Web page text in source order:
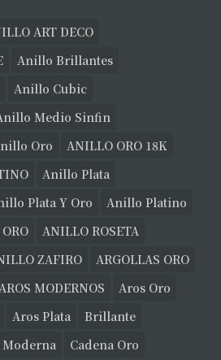
ART DECO
Anillo Brillantes
Anillo Cubic
Medio Sinfin
Oro
ANILLO ORO 18K
Anillo Plata
Plata Y Oro
Anillo Platino
ANILLO ROSETA
ZAFIRO
ARGOLLAS ORO
MODERNOS
Aros Oro
Aros Plata
Brillante
Moderna
Cadena Oro